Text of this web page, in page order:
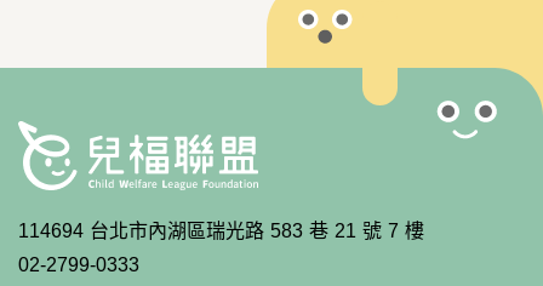
114694 台北市內湖區瑞光路 583 巷 21 號 7 樓
02-2799-0333